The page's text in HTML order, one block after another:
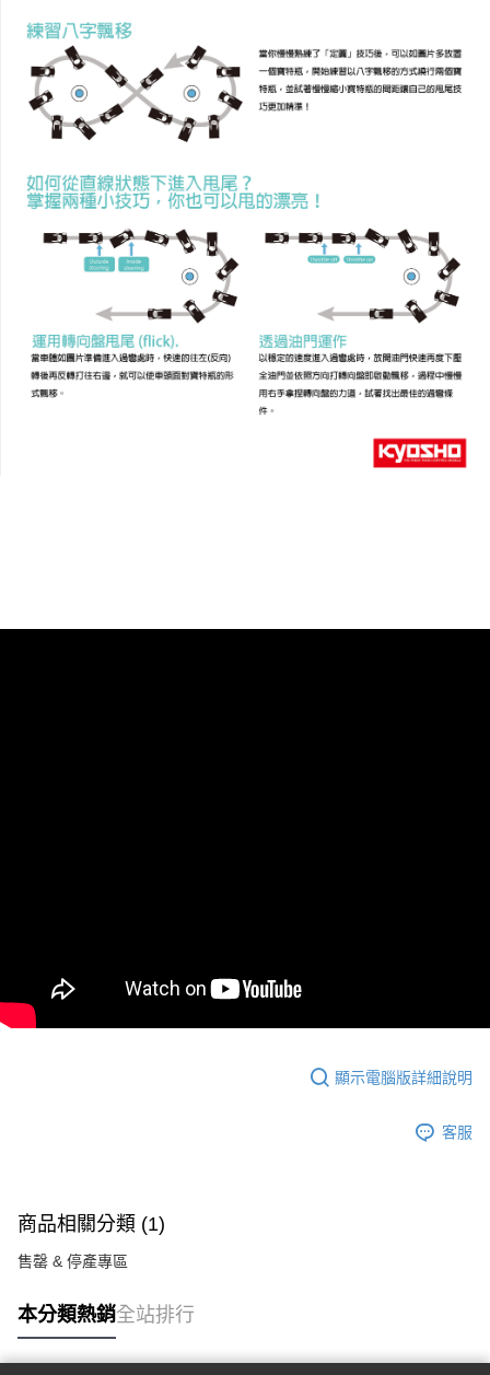
顯示電腦版詳細說明
客服
商品相關分類 (1)
售罄 & 停產專區
本分類熱銷全站排行